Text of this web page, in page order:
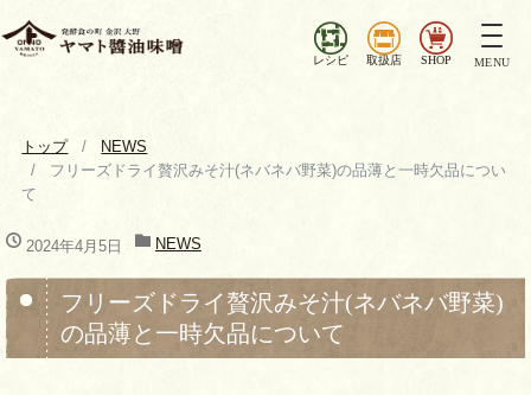
レシピ 取扱店 SHOP
ナ
ビ
ョ
替
え
MENU
トップ
NEWS
フリーズドライ贅沢みそ汁(ネバネバ野菜)の品薄と一時欠品につい
て
2024年4月5日 NEWS
フリーズドライ贅沢みそ汁(ネバネバ野菜)
の品薄と一時欠品について